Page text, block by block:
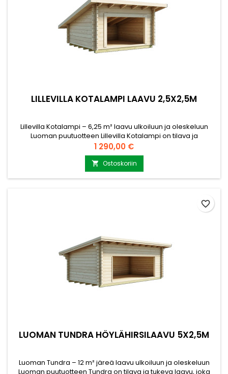
LILLEVILLA KOTALAMPI LAAVU 2,5X2,5M
Lillevilla Kotalampi – 6,25 m² laavu ulkoiluun ja oleskeluun
Luoman puutuotteen Lillevilla Kotalampi on tilava ja
matalarakenteinen laavu, joka sopii täydellisesti
makkaranpaistoon, rentoutumiseen tai vaikka yöpymiseen
luonnon helmassa. Pohjan ala 6,25 m², mitat 2500 x 2500 mm
Etuseinän aukon vapaa koko 1668 x 1005mm Seinävahvuus 44
mm,...
Hinta
1 290,00 €
 Ostoskoriin
LUOMAN TUNDRA HÖYLÄHIRSILAAVU 5X2,5M
Luoman Tundra – 12 m² järeä laavu ulkoiluun ja oleskeluun
Luoman puutuotteen Tundra on tilava ja tukeva laavu, joka
favorite_border